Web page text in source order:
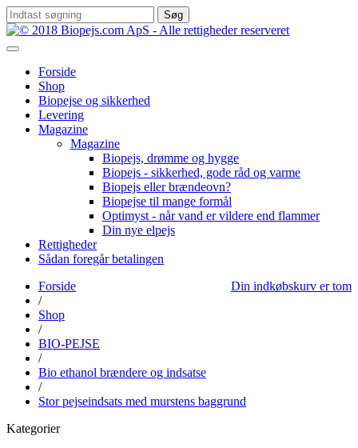
Søg
Forside
Shop
Biopejse og sikkerhed
Levering
Magazine
Magazine
Biopejs, drømme og hygge
Biopejs - sikkerhed, gode råd og varme
Biopejs eller brændeovn?
Biopejse til mange formål
Optimyst - når vand er vildere end flammer
Din nye elpejs
Rettigheder
Sådan foregår betalingen
Din indkøbskurv er tom
Forside
/
Shop
/
BIO-PEJSE
/
Bio ethanol brændere og indsatse
/
Stor pejseindsats med murstens baggrund
Kategorier